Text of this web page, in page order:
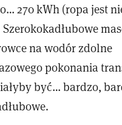
270 kWh (ropa jest
na wodór zdolne
pokonania
być… bardzo,